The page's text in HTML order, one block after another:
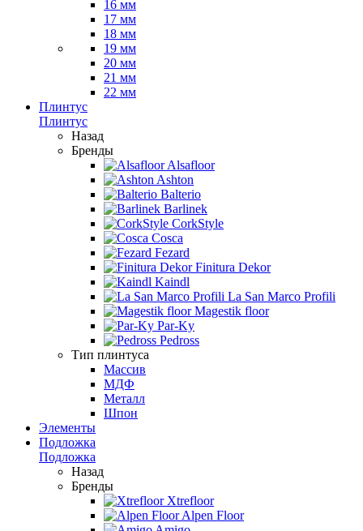
16 мм
17 мм
18 мм
19 мм
20 мм
21 мм
22 мм
Плинтус
Плинтус
Назад
Бренды
Alsafloor
Ashton
Balterio
Barlinek
CorkStyle
Cosca
Fezard
Finitura Dekor
Kaindl
La San Marco Profili
Magestik floor
Par-Ky
Pedross
Тип плинтуса
Массив
МДФ
Металл
Шпон
Элементы
Подложка
Подложка
Назад
Бренды
Xtrefloor
Alpen Floor